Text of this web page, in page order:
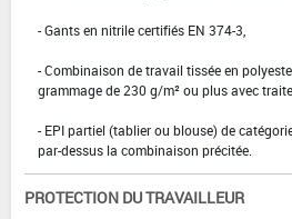
- Gants en nitrile certifiés EN 374-3,
- Combinaison de travail tissée en
grammage de 230 g/m² ou plus avec
- EPI partiel (tablier ou blouse) de
par-dessus la combinaison précitée.
PROTECTION DU TRAVAILLEUR